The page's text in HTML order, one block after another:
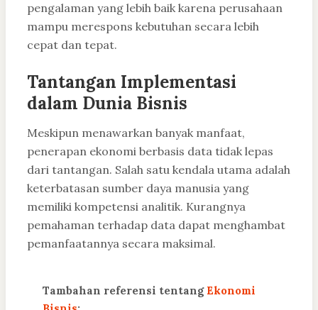
pengalaman yang lebih baik karena perusahaan
mampu merespons kebutuhan secara lebih
cepat dan tepat.
Tantangan Implementasi
dalam Dunia Bisnis
Meskipun menawarkan banyak manfaat,
penerapan ekonomi berbasis data tidak lepas
dari tantangan. Salah satu kendala utama adalah
keterbatasan sumber daya manusia yang
memiliki kompetensi analitik. Kurangnya
pemahaman terhadap data dapat menghambat
pemanfaatannya secara maksimal.
Tambahan referensi tentang Ekonomi